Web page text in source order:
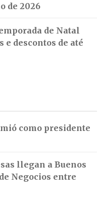
de 2026
de Natal
e descontos de até
como presidente
llegan a Buenos
Negocios entre